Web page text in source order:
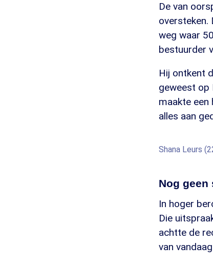
De van
oversteken.
weg waar
bestuurder
Hij ontkent
geweest op
maakte een
alles aan
Shana Leurs
Nog geen
In hoger
Die
achtte de
van